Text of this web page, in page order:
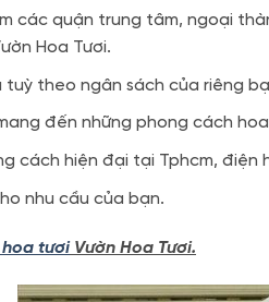
các quận trung tâm, ngoại
Hoa Tươi.
theo ngân sách của riêng
đến những phong cách
cách hiện đại tại Tphcm,
nhu cầu của bạn.
hoa tươiVườn Hoa Tươi.